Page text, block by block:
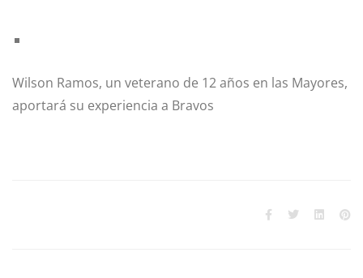
Wilson Ramos, un veterano de 12 años en las Mayores,
aportará su experiencia a Bravos